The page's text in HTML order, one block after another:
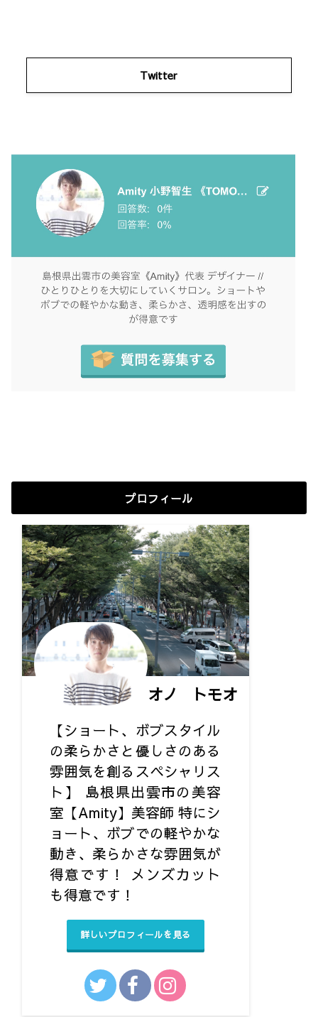
Twitter
プロフィール
オノ トモオ
【ショート、ボブスタイル
の柔らかさと優しさのある
雰囲気を創るスペシャリス
ト】 島根県出雲市の美容
室【Amity】美容師 特にシ
ョート、ボブでの軽やかな
動き、柔らかさな雰囲気が
得意です！ メンズカット
も得意です！ㅤ
詳しいプロフィールを見る